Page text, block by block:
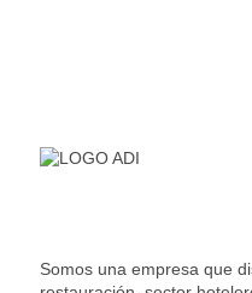
Somos una empresa que